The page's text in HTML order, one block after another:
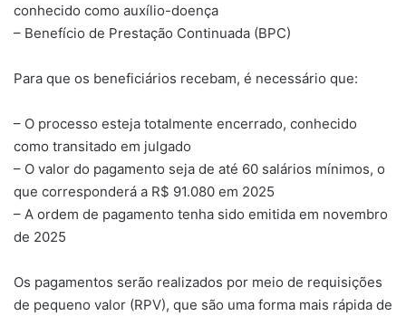
conhecido como auxílio-doença
– Benefício de Prestação Continuada (BPC)
Para que os beneficiários recebam, é necessário que:
– O processo esteja totalmente encerrado, conhecido
como transitado em julgado
– O valor do pagamento seja de até 60 salários mínimos, o
que corresponderá a R$ 91.080 em 2025
– A ordem de pagamento tenha sido emitida em novembro
de 2025
Os pagamentos serão realizados por meio de requisições
de pequeno valor (RPV), que são uma forma mais rápida de